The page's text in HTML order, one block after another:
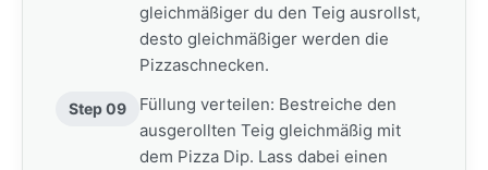
gleichmäßiger du den Teig ausrollst,
desto gleichmäßiger werden die
Pizzaschnecken.
Step 09
Füllung verteilen: Bestreiche den
ausgerollten Teig gleichmäßig mit
dem Pizza Dip. Lass dabei einen